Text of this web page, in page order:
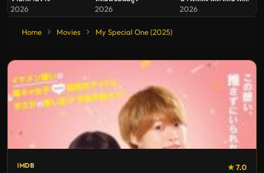
2026 2026
ข้ามคืน
2026
Home Movies My Special One (2025)
IMDB ★ 7.0